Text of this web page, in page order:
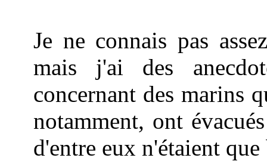
Je ne connais pas
mais j'ai des
concernant des marins
notamment, ont
d'entre eux n'étaient